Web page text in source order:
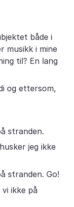
både i
musikk i mine
til? En lang
og ettersom,
stranden.
jeg ikke
stranden. Go!
ikke på